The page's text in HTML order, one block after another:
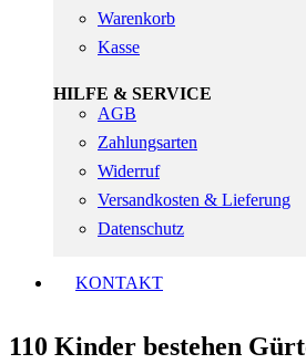
Warenkorb
Kasse
HILFE & SERVICE
AGB
Zahlungsarten
Widerruf
Versandkosten & Lieferung
Datenschutz
KONTAKT
110 Kinder bestehen